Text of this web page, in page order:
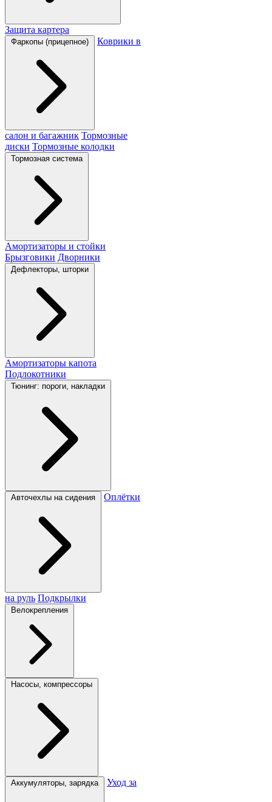
Защита картера
Фаркопы (прицепное) Коврики в
салон и багажник Тормозные
диски Тормозные колодки
Тормозная система
Амортизаторы и стойки
Брызговики Дворники
Дефлекторы, шторки
Амортизаторы капота
Подлокотники
Тюнинг: пороги, накладки
Авточехлы на сидения Оплётки
на руль Подкрылки
Велокрепления
Насосы, компрессоры
Аккумуляторы, зарядка Уход за